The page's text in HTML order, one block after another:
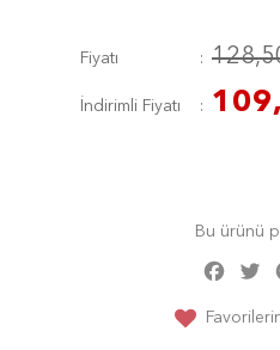
Fiyatı
İndirimli Fiyatı
Bu ürünü